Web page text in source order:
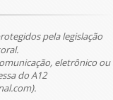
pela legislação
eletrônico ou
do A12